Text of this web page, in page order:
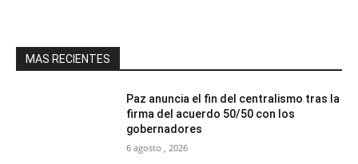
MAS RECIENTES
Paz anuncia el fin del centralismo tras la
firma del acuerdo 50/50 con los
gobernadores
6 agosto , 2026